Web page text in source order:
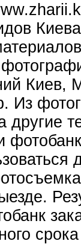
Киев,
Из
другие